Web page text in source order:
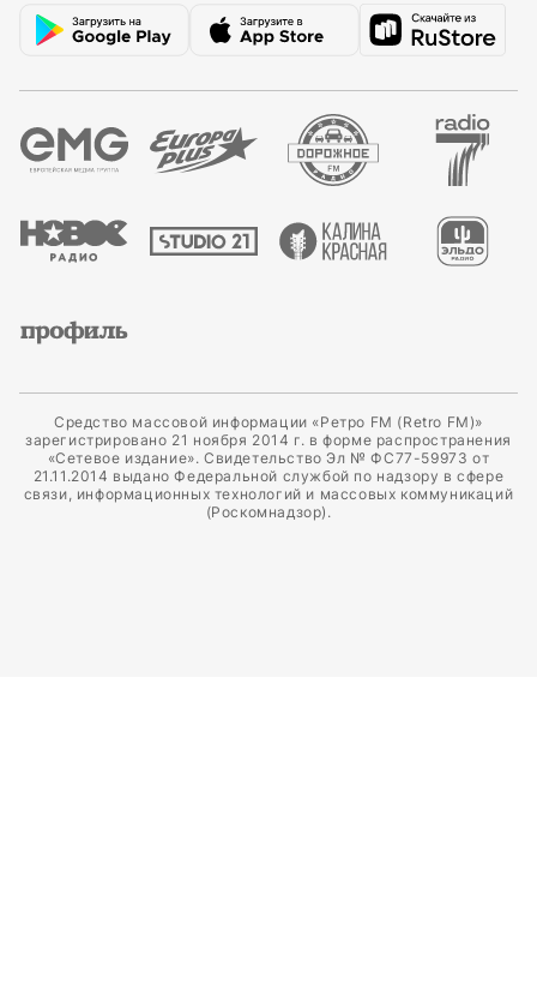
Средство массовой информации «Ретро FM (Retro FM)»
зарегистрировано 21 ноября 2014 г. в форме распространения
«Сетевое издание». Свидетельство Эл № ФС77-59973 от
21.11.2014 выдано Федеральной службой по надзору в сфере
связи, информационных технологий и массовых коммуникаций
(Роскомнадзор).